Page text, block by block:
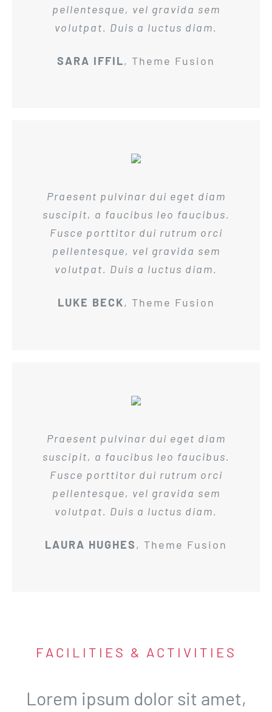
pellentesque, vel gravida sem
volutpat. Duis a luctus diam.
SARA IFFIL, Theme Fusion
Praesent pulvinar dui eget diam
suscipit, a faucibus leo faucibus.
Fusce porttitor dui rutrum orci
pellentesque, vel gravida sem
volutpat. Duis a luctus diam.
LUKE BECK, Theme Fusion
Praesent pulvinar dui eget diam
suscipit, a faucibus leo faucibus.
Fusce porttitor dui rutrum orci
pellentesque, vel gravida sem
volutpat. Duis a luctus diam.
LAURA HUGHES, Theme Fusion
FACILITIES & ACTIVITIES
Lorem ipsum dolor sit amet,